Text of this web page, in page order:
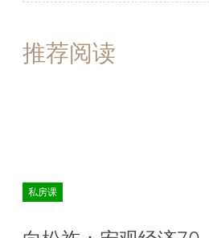
推荐阅读
私房课